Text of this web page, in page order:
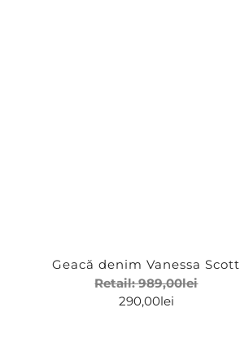
Geacă denim Vanessa Scott
Retail:989,00lei
290,00lei